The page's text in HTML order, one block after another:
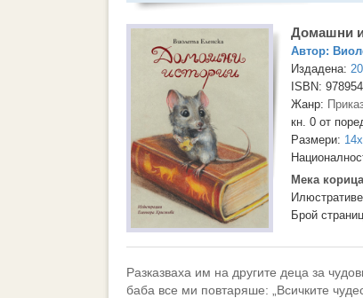
Домашни
Автор:
Издадена:
ISBN:
Жанр:
кн. 0 от
Размери:
Мека корица
Брой
Разказваха им на другите деца за
баба все ми повтаряше: „Всичките